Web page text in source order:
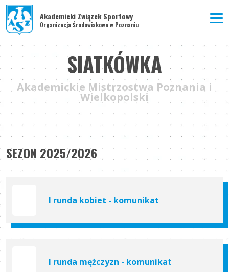
Akademicki Związek Sportowy
Organizacja Środowiskowa w Poznaniu
SIATKÓWKA
Akademickie Mistrzostwa Poznania i
Wielkopolski
SEZON 2025/2026
I runda kobiet - komunikat
I runda mężczyzn - komunikat